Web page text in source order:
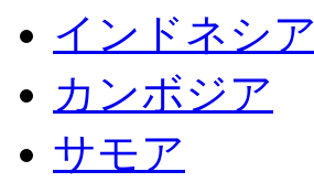
インドネシア
カンボジア
サモア